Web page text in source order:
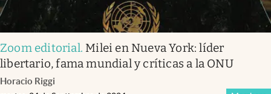
Zoom editorial. Milei en Nueva York: líder
libertario, fama mundial y críticas a la ONU
Horacio Riggi